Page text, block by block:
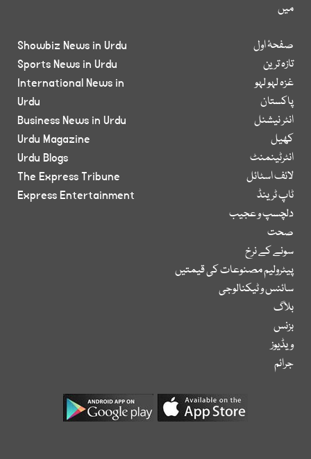
میں
صفحۂ اول
تازہ ترین
غزہ لہو لہو
پاکستان
انٹر نیشنل
کھیل
انٹرٹینمنٹ
لائف اسٹائل
ٹاپ ٹرینڈ
دلچسپ و عجیب
صحت
سونے کے نرخ
پیٹرولیم مصنوعات کی قیمتیں
سائنس و ٹیکنالوجی
بلاگ
بزنس
ویڈیوز
جرائم
Showbiz News in Urdu
Sports News in Urdu
International News in
Urdu
Business News in Urdu
Urdu Magazine
Urdu Blogs
The Express Tribune
Express Entertainment